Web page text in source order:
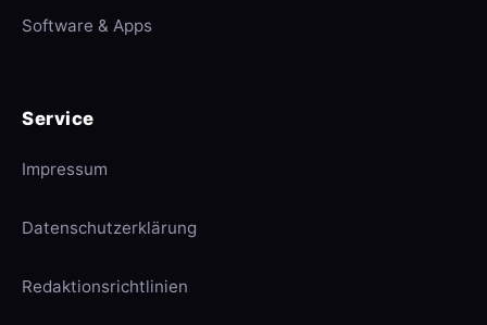
Software & Apps
Service
Impressum
Datenschutzerklärung
Redaktionsrichtlinien